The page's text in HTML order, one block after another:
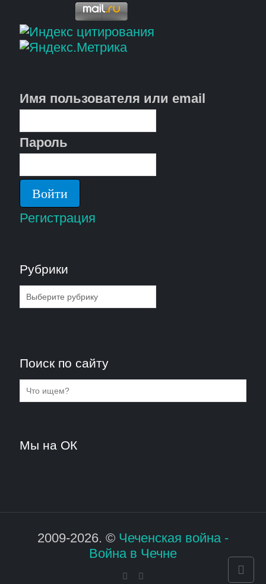
Имя пользователя или email
Пароль
Регистрация
Рубрики
Рубрики
Поиск по сайту
Мы на ОК
2009-2026. © Чеченская война -
Война в Чечне